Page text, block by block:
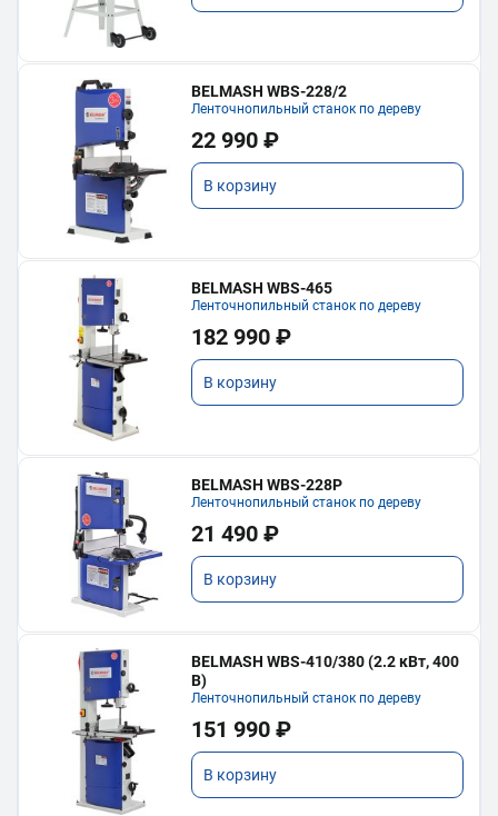
BELMASH WBS-228/2
Ленточнопильный станок по дереву
22 990 ₽
В корзину
BELMASH WBS-465
Ленточнопильный станок по дереву
182 990 ₽
В корзину
BELMASH WBS-228P
Ленточнопильный станок по дереву
21 490 ₽
В корзину
BELMASH WBS-410/380 (2.2 кВт, 400
В)
Ленточнопильный станок по дереву
151 990 ₽
В корзину